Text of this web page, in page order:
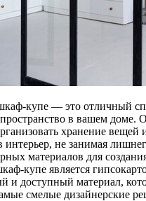
купе — это отличный
в вашем доме.
хранение вещей
интерьер, не занимая
материалов для
купе является
и доступный материал,
смелые дизайнерские